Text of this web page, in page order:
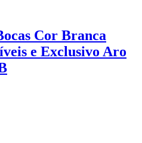
Cor Branca
e Exclusivo Aro